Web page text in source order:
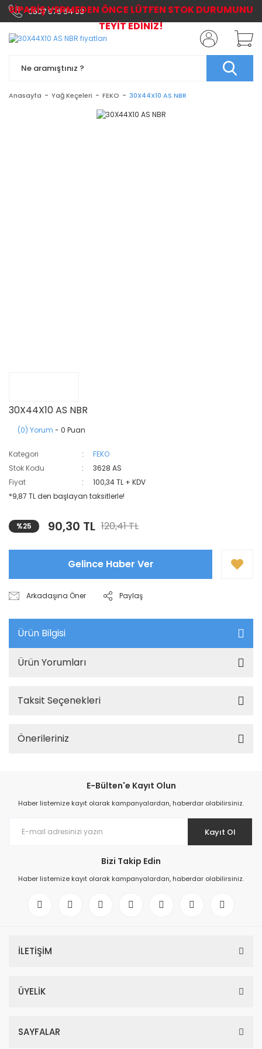
0507 576 64 03
Anasayfa Yağ Keçeleri FEKO 30X44X10 AS NBR
30X44X10 AS NBR
(0) Yorum - 0 Puan
Kategori
FEKO
Stok Kodu
3628 AS
Fiyat
100,34 TL + KDV
*9,87 TL den başlayan taksitlerle!
%25 90,30 TL 120,41 TL
Gelince Haber Ver
Arkadaşına Öner Paylaş
Ürün Bilgisi
Ürün Yorumları
Taksit Seçenekleri
Önerileriniz
E-Bülten'e Kayıt Olun
Haber listemize kayıt olarak kampanyalardan, haberdar olabilirsiniz.
Kayıt Ol
Bizi Takip Edin
Haber listemize kayıt olarak kampanyalardan, haberdar olabilirsiniz.
İLETİŞİM
ÜYELİK
SAYFALAR
SİPARİŞ VERMEDEN ÖNCE LÜTFEN STOK DURUMUNU
TEYİT EDİNİZ!